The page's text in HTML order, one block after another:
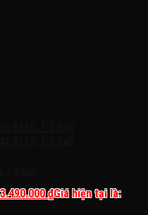
3.490.000₫Giá hiện tại là: